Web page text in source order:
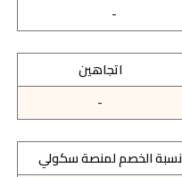
-
اتجاهين
-
نسبة الخصم لمنصة سكولي